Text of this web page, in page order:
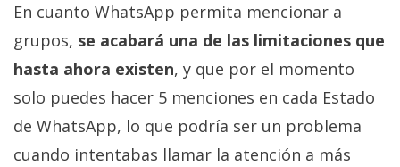
noticias sobre
móviles,
ordenadores,
informática,
videojuegos,
comparativas,
trucos y
En cuanto WhatsApp permita mencionar a
grupos, se acabará una de las limitaciones que
hasta ahora existen, y que por el momento
solo puedes hacer 5 menciones en cada Estado
de WhatsApp, lo que podría ser un problema
cuando intentabas llamar la atención a más